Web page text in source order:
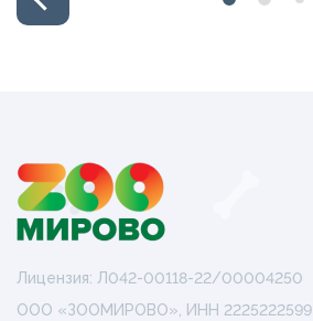
Лицензия: Л042-00118-22/00004250
ООО «ЗООМИРОВО», ИНН 2225222599